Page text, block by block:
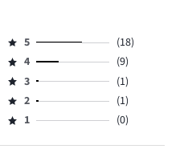
Ocena
5,
ilość
głosów
18.
5
(18)
Ocena
4,
ilość
głosów
4
(9)
Ocena
3,
ilość
3
(1)
Ocena
2,
2
(1)
Ocena
1,
1 (0)